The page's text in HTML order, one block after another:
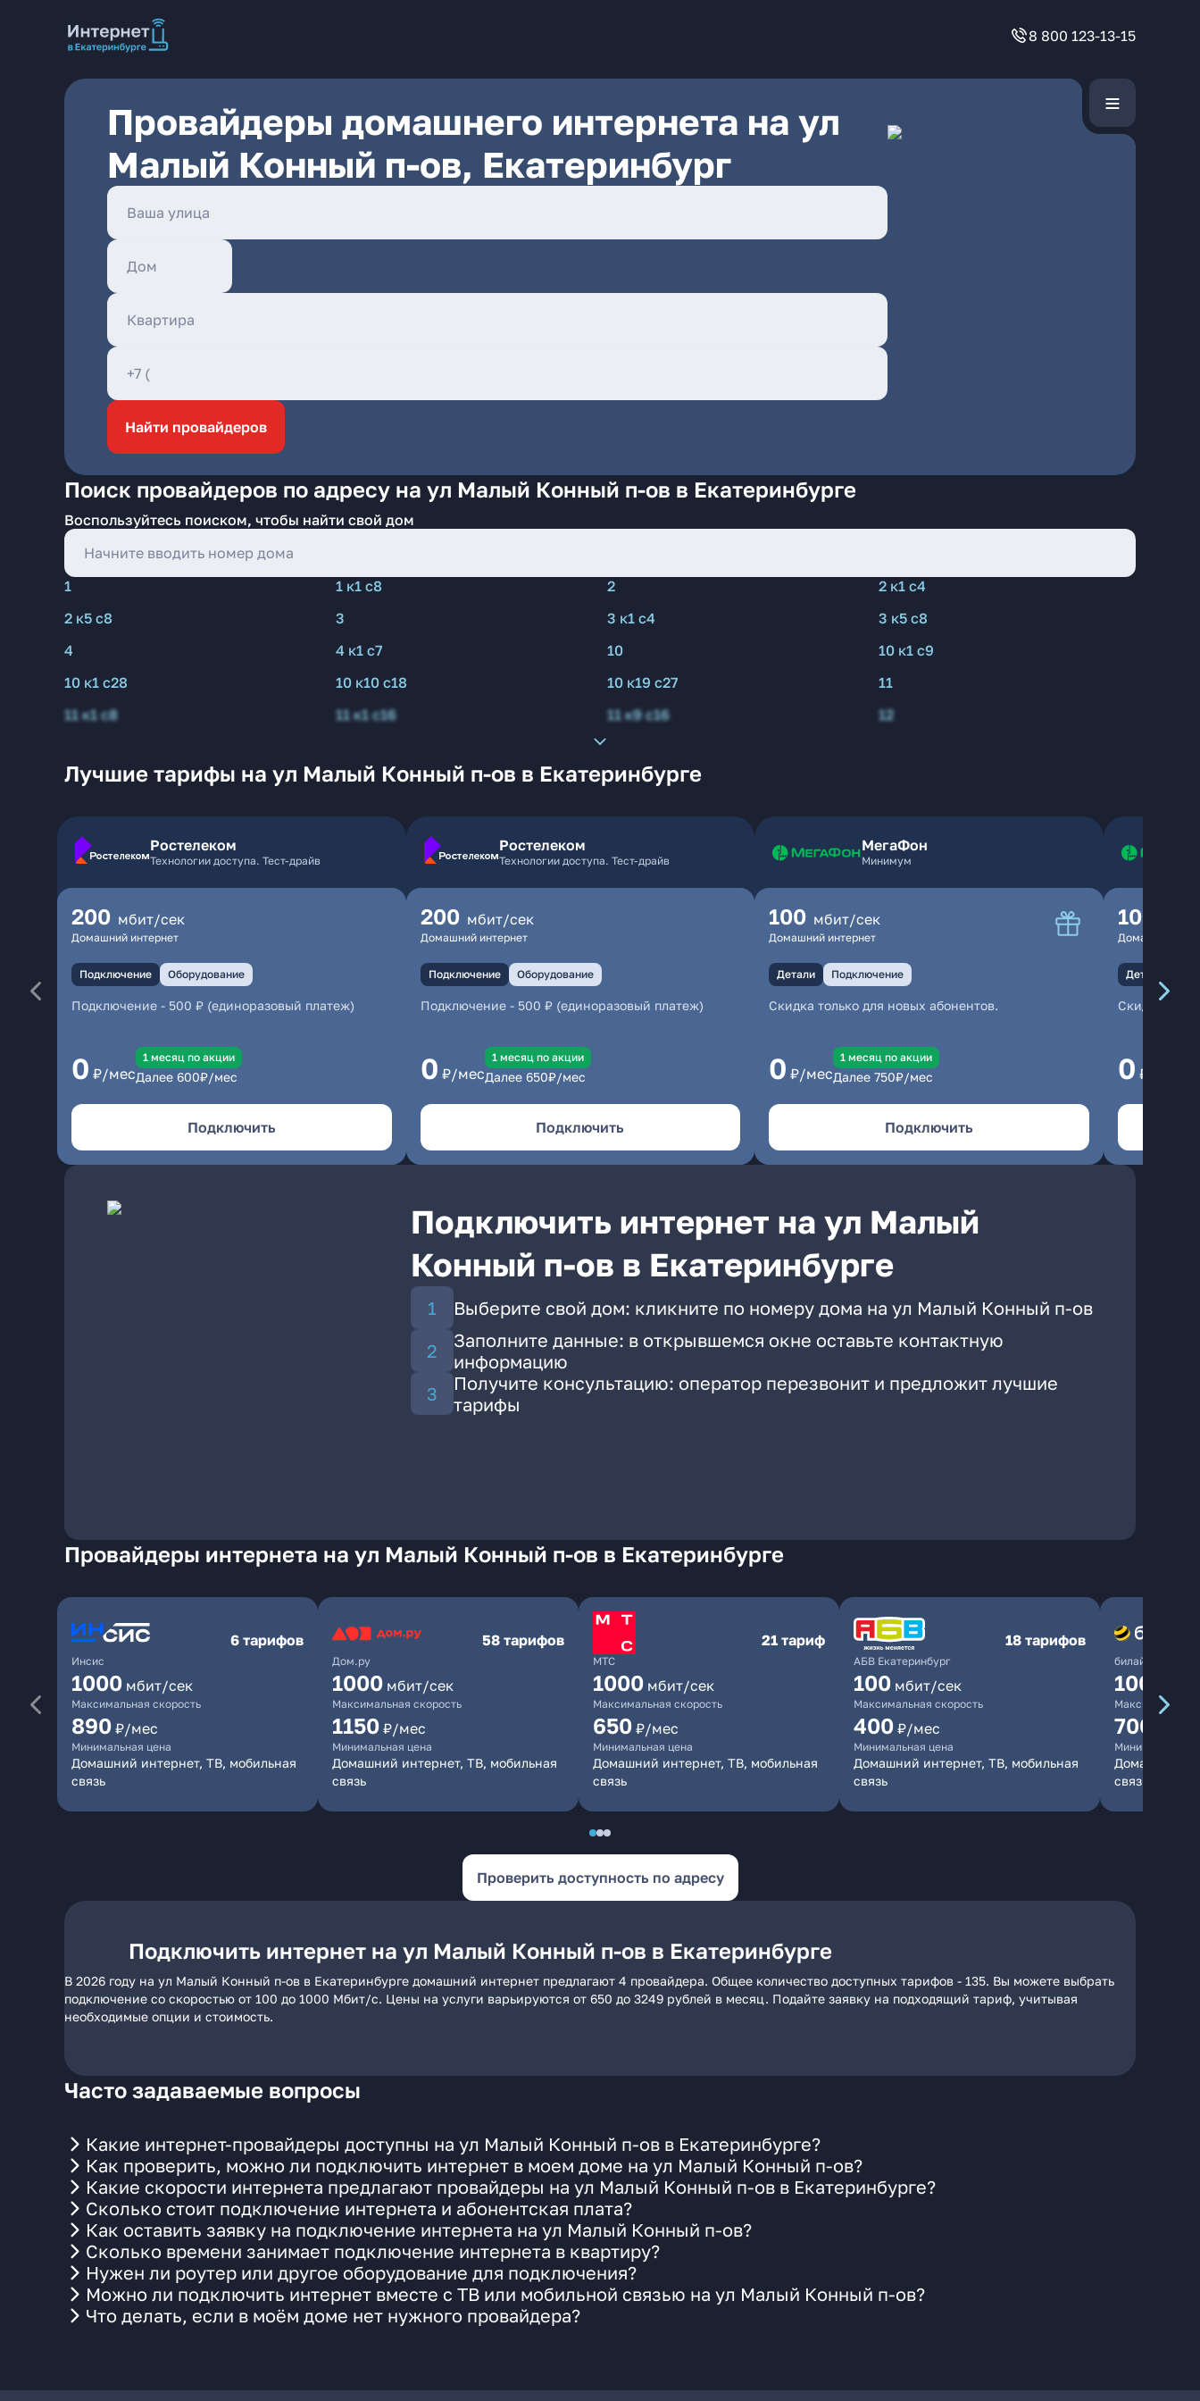
8 800 123-13-15
Провайдеры домашнего интернета на ул
Малый Конный п-ов, Екатеринбург
Найти провайдеров
Поиск провайдеров по адресу на ул Малый Конный п-ов в Екатеринбурге
Воспользуйтесь поиском, чтобы найти свой дом
1 1 к1 с8 2
2 к1 с4
2 к5 с8
3 3 к1 с4
3 к5 с8
4
4 к1 с7 10
10 к1 с9
10 к1 с28
10 к10 с18 10 к19 с27
11
11 к1 с8
11 к1 с16 11 к9 с16 12
Лучшие тарифы на ул Малый Конный п-ов в Екатеринбурге
Ростелеком
Технологии доступа. Тест-драйв
200 мбит/сек
Домашний интернет
Подключение Оборудование
Подключение - 500 ₽ (единоразовый платеж)
0 ₽/мес
1 месяц по акции
Далее 600₽/мес
Подключить
Ростелеком
Технологии доступа. Тест-драйв
200 мбит/сек
Домашний интернет
Подключение Оборудование
Подключение- 500 ₽ (единоразовый платеж)
0 ₽/мес
1 месяц по акции
Далее 650₽/мес
Подключить
МегаФон
Минимум
100 мбит/сек
Домашний интернет
Детали Подключение
Скидка только для новых абонентов.
0 ₽/мес
1 месяц по акции
Далее 750₽/мес
Подключить
100
Домашний
Детали
Скидка
0 ₽/мес
Подключить интернет на ул Малый
Конный п-ов в Екатеринбурге
Выберите свой дом: кликните по номеру дома на ул Малый Конный п-ов
Заполните данные: в открывшемся окне оставьте контактную
информацию
Получите консультацию: оператор перезвонит и предложит лучшие
тарифы
Провайдеры интернета на ул Малый Конный п-ов в Екатеринбурге
Инсис
6 тарифов
1000 мбит/сек
Максимальная скорость
890 ₽/мес
Минимальная цена
Домашний интернет, ТВ, мобильная
связь
Дом.ру
58 тарифов
1000 мбит/сек
Максимальная скорость
1150 ₽/мес
Минимальная цена
Домашний интернет, ТВ, мобильная
связь
МТС
21 тариф
1000 мбит/сек
Максимальная скорость
650 ₽/мес
Минимальная цена
Домашний интернет, ТВ, мобильная
связь
АБВ Екатеринбург
18 тарифов
100 мбит/сек
Максимальная скорость
400 ₽/мес
Минимальная цена
Домашний интернет, ТВ, мобильная
связь
билайн
1000
Максимальная
700
Минимальная
Домашний
связь
Проверить доступность по адресу
Подключить интернет на ул Малый Конный п-ов в Екатеринбурге
В 2026 году на ул Малый Конный п-ов в Екатеринбурге домашний интернет предлагают 4 провайдера. Общее количество доступных тарифов - 135. Вы можете выбрать
подключение со скоростью от 100 до 1000 Мбит/с. Цены на услуги варьируются от 650 до 3249 рублей в месяц. Подайте заявку на подходящий тариф, учитывая
необходимые опции и стоимость.
Часто задаваемые вопросы
Какие интернет-провайдеры доступны на ул Малый Конный п-ов в Екатеринбурге?
Как проверить, можно ли подключить интернет в моем доме на ул Малый Конный п-ов?
Какие скорости интернета предлагают провайдеры на ул Малый Конный п-ов в Екатеринбурге?
Сколько стоит подключение интернета и абонентская плата?
Как оставить заявку на подключение интернета на ул Малый Конный п-ов?
Сколько времени занимает подключение интернета в квартиру?
Нужен ли роутер или другое оборудование для подключения?
Можно ли подключить интернет вместе с ТВ или мобильной связью на ул Малый Конный п-ов?
Что делать, если в моём доме нет нужного провайдера?